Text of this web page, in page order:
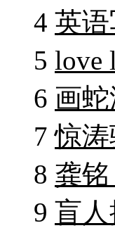
4 英
5 love
6 画
7 惊
8 龚
9 盲